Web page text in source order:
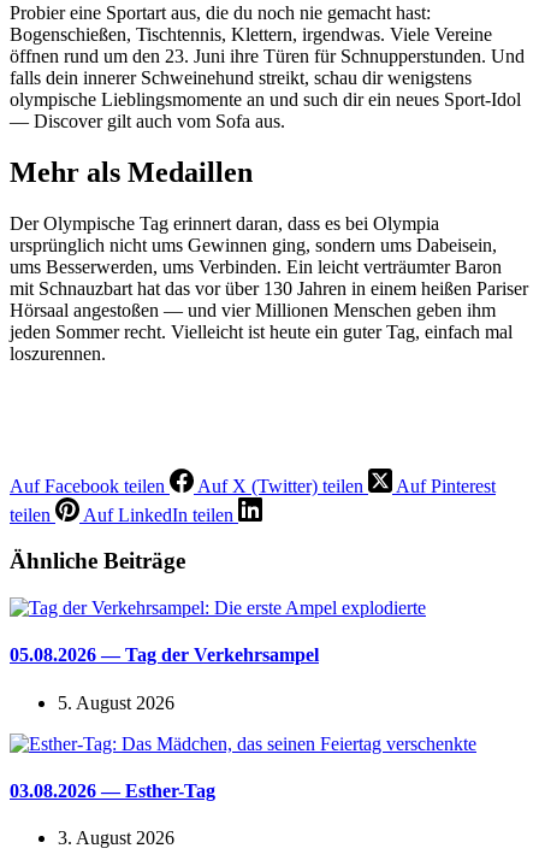
Probier eine Sportart aus, die du noch nie gemacht hast:
Bogenschießen, Tischtennis, Klettern, irgendwas. Viele Vereine
öffnen rund um den 23. Juni ihre Türen für Schnupperstunden. Und
falls dein innerer Schweinehund streikt, schau dir wenigstens
olympische Lieblingsmomente an und such dir ein neues Sport-Idol
— Discover gilt auch vom Sofa aus.
Mehr als Medaillen
Der Olympische Tag erinnert daran, dass es bei Olympia
ursprünglich nicht ums Gewinnen ging, sondern ums Dabeisein,
ums Besserwerden, ums Verbinden. Ein leicht verträumter Baron
mit Schnauzbart hat das vor über 130 Jahren in einem heißen Pariser
Hörsaal angestoßen — und vier Millionen Menschen geben ihm
jeden Sommer recht. Vielleicht ist heute ein guter Tag, einfach mal
loszurennen.
Auf Facebook teilen Auf X (Twitter) teilen
Auf Pinterest
teilen
Auf LinkedIn teilen
Ähnliche Beiträge
05.08.2026 — Tag der Verkehrsampel
5. August 2026
03.08.2026 — Esther-Tag
3. August 2026